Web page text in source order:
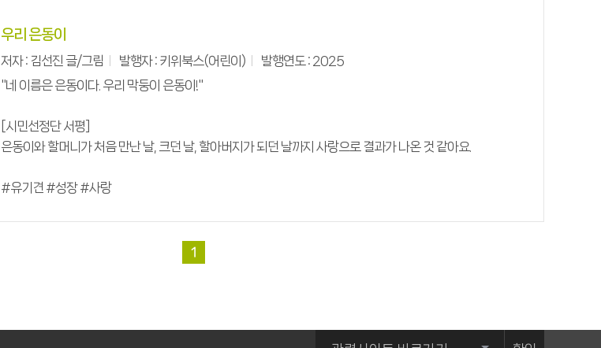
우리 은동이
저자 : 김선진 글/그림 발행자 : 키위북스(어린이)
발행연도 : 2025
"네 이름은 은동이다. 우리 막둥이 은동이!"
[시민선정단 서평]
은동이와 할머니가 처음 만난 날, 크던 날, 할아버지가 되던 날까지 사랑으로 결과가 나온 것 같아요.
#유기견 #성장 #사랑
1